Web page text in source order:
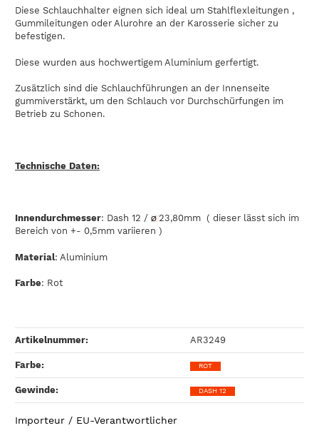
Diese Schlauchhalter eignen sich ideal um Stahlflexleitungen ,
Gummileitungen oder Alurohre an der Karosserie sicher zu
befestigen.
Diese wurden aus hochwertigem Aluminium gerfertigt.
Zusätzlich sind die Schlauchführungen an der Innenseite
gummiverstärkt, um den Schlauch vor Durchschürfungen im
Betrieb zu Schonen.
Technische Daten:
Innendurchmesser: Dash 12 / Ø 23,80mm ( dieser lässt sich im
Bereich von +- 0,5mm variieren )
Material: Aluminium
Farbe: Rot
Artikelnummer: AR3249
Farbe‍: ROT
Gewinde‍: DASH 12
Importeur / EU-Verantwortlicher